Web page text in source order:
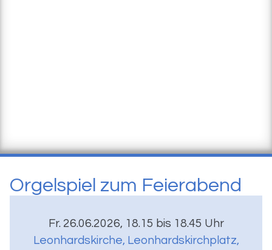
Orgelspiel zum Feierabend
Fr. 26.06.2026, 18.15 bis 18.45 Uhr
Leonhardskirche, Leonhardskirchplatz,